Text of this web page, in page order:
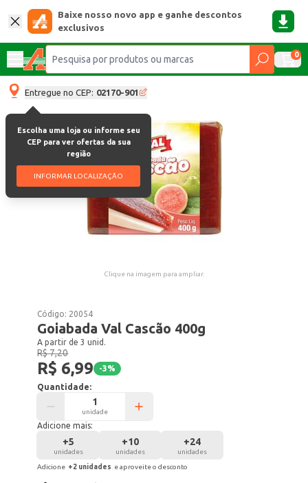
Baixe nosso novo app e ganhe descontos
exclusivos
0
Entregue no CEP: 02170-901
Escolha uma loja ou informe seu
CEP para ver ofertas da sua
região
INFORMAR LOCALIZAÇÃO
Clique na imagem para ampliar.
Código: 20054
Goiabada Val Cascão 400g
A partir de 3 unid.
R$ 7,20
R$ 6,99 -3%
Quantidade:
unidade
Adicione mais:
+5
unidades
+10
unidades
+24
unidades
Adicione +2 unidades e aproveite o desconto